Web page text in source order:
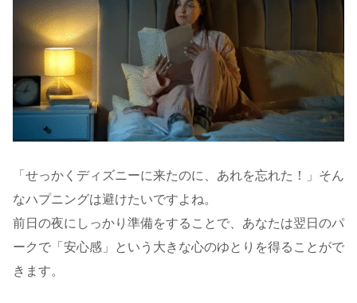
「せっかくディズニーに来たのに、あれを忘れた！」そん
なハプニングは避けたいですよね。
前日の夜にしっかり準備をすることで、あなたは翌日のパ
ークで「安心感」という大きな心のゆとりを得ることがで
きます。